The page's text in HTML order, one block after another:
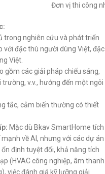
Đơn vị thi công
trong nghiên cứu và phát triển
với đặc thù người dùng Việt, đặc
Việt.
gồm các giải pháp chiếu sáng,
v.v., hướng đến một ngôi
tắc, cảm biến thường có thiết
Mặc dù Bkav SmartHome tích
về AI, nhưng với các dự án
định tuyệt đối, khả năng tích
(HVAC công nghiệp, âm thanh
việc đánh giá kỹ lưỡng giải